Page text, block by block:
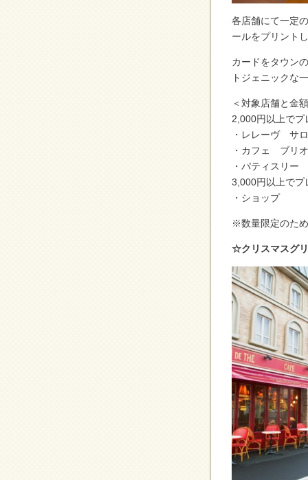
各店舗にて一定
ールをプリント
カードをタウン
トジェニックな
＜対象店舗と金
2,000円以
・レレーヴ
・カフェ ブリ
・パティスリー
3,000円以上でプ
・ショップ
※数量限定のた
☆クリスマスグ